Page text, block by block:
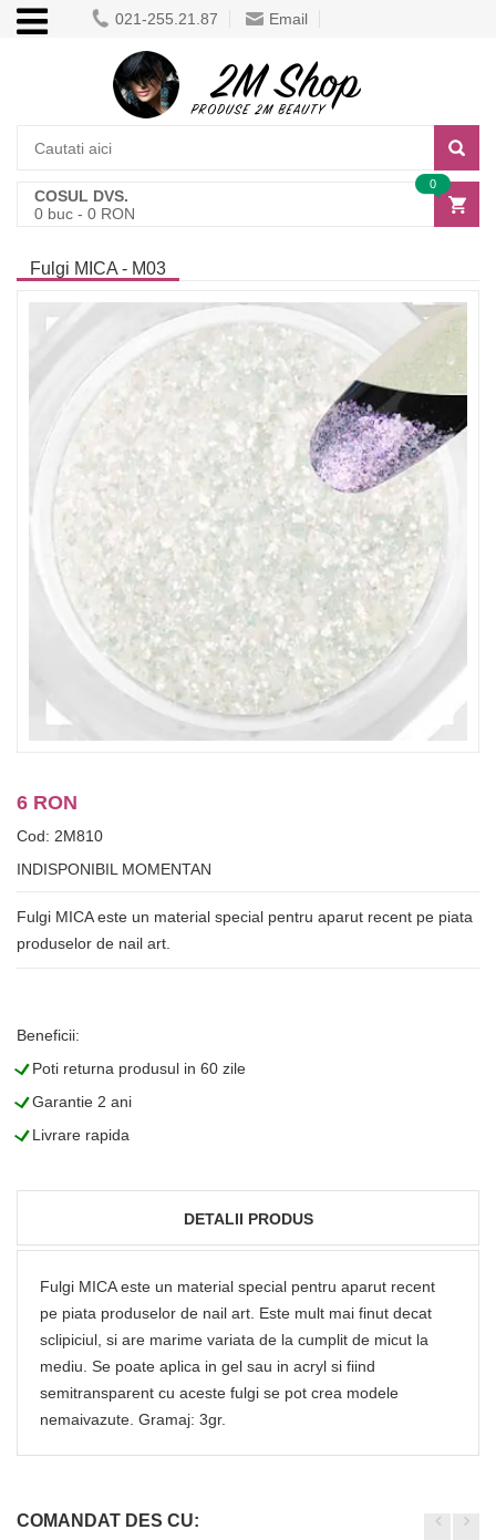
021-255.21.87 Email
COSUL DVS.
0 buc - 0 RON
0
Fulgi MICA - M03
6 RON
Cod: 2M810
INDISPONIBIL MOMENTAN
Fulgi MICA este un material special pentru aparut recent pe piata
produselor de nail art.
Beneficii:
LPoti returna produsul in 60 zile
LGarantie 2 ani
LLivrare rapida
DETALII PRODUS
Fulgi MICA este un material special pentru aparut recent
pe piata produselor de nail art. Este mult mai finut decat
sclipiciul, si are marime variata de la cumplit de micut la
mediu. Se poate aplica in gel sau in acryl si fiind
semitransparent cu aceste fulgi se pot crea modele
nemaivazute. Gramaj: 3gr.
COMANDAT DES CU: